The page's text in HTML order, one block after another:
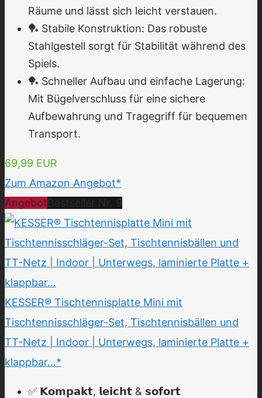
Räume und lässt sich leicht verstauen.
🏓 Stabile Konstruktion: Das robuste
Stahlgestell sorgt für Stabilität während des
Spiels.
🏓 Schneller Aufbau und einfache Lagerung:
Mit Bügelverschluss für eine sichere
Aufbewahrung und Tragegriff für bequemen
Transport.
69,99 EUR
Zum Amazon Angebot*
Angebot
KESSER® Tischtennisplatte Mini mit
Tischtennisschläger-Set, Tischtennisbällen und
TT-Netz | Indoor | Unterwegs, laminierte Platte +
klappbar...*
✅ 𝗞𝗼𝗺𝗽𝗮𝗸𝘁, 𝗹𝗲𝗶𝗰𝗵𝘁 & 𝘀𝗼𝗳𝗼𝗿𝘁